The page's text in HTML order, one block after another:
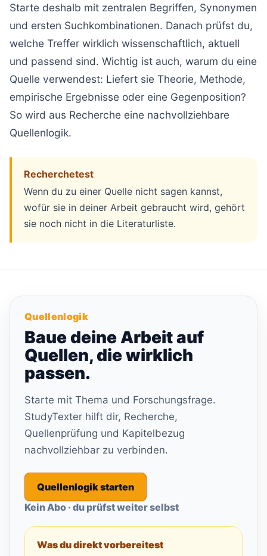
Starte deshalb mit zentralen Begriffen, Synonymen
und ersten Suchkombinationen. Danach prüfst du,
welche Treffer wirklich wissenschaftlich, aktuell
und passend sind. Wichtig ist auch, warum du eine
Quelle verwendest: Liefert sie Theorie, Methode,
empirische Ergebnisse oder eine Gegenposition?
So wird aus Recherche eine nachvollziehbare
Quellenlogik.
Recherchetest
Wenn du zu einer Quelle nicht sagen kannst,
wofür sie in deiner Arbeit gebraucht wird, gehört
sie noch nicht in die Literaturliste.
Quellenlogik
Baue deine Arbeit auf
Quellen, die wirklich
passen.
Starte mit Thema und Forschungsfrage.
StudyTexter hilft dir, Recherche,
Quellenprüfung und Kapitelbezug
nachvollziehbar zu verbinden.
Quellenlogik starten
Kein Abo · du prüfst weiter selbst
Was du direkt vorbereitest